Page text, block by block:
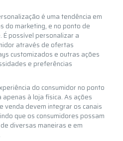
é uma tendência em
do marketing, e no ponto de
possível personalizar a
através de ofertas
customizados e outras ações
e preferências
do consumidor no ponto
à loja física. As ações
venda devem integrar os canais
que os consumidores possam
diversas maneiras e em